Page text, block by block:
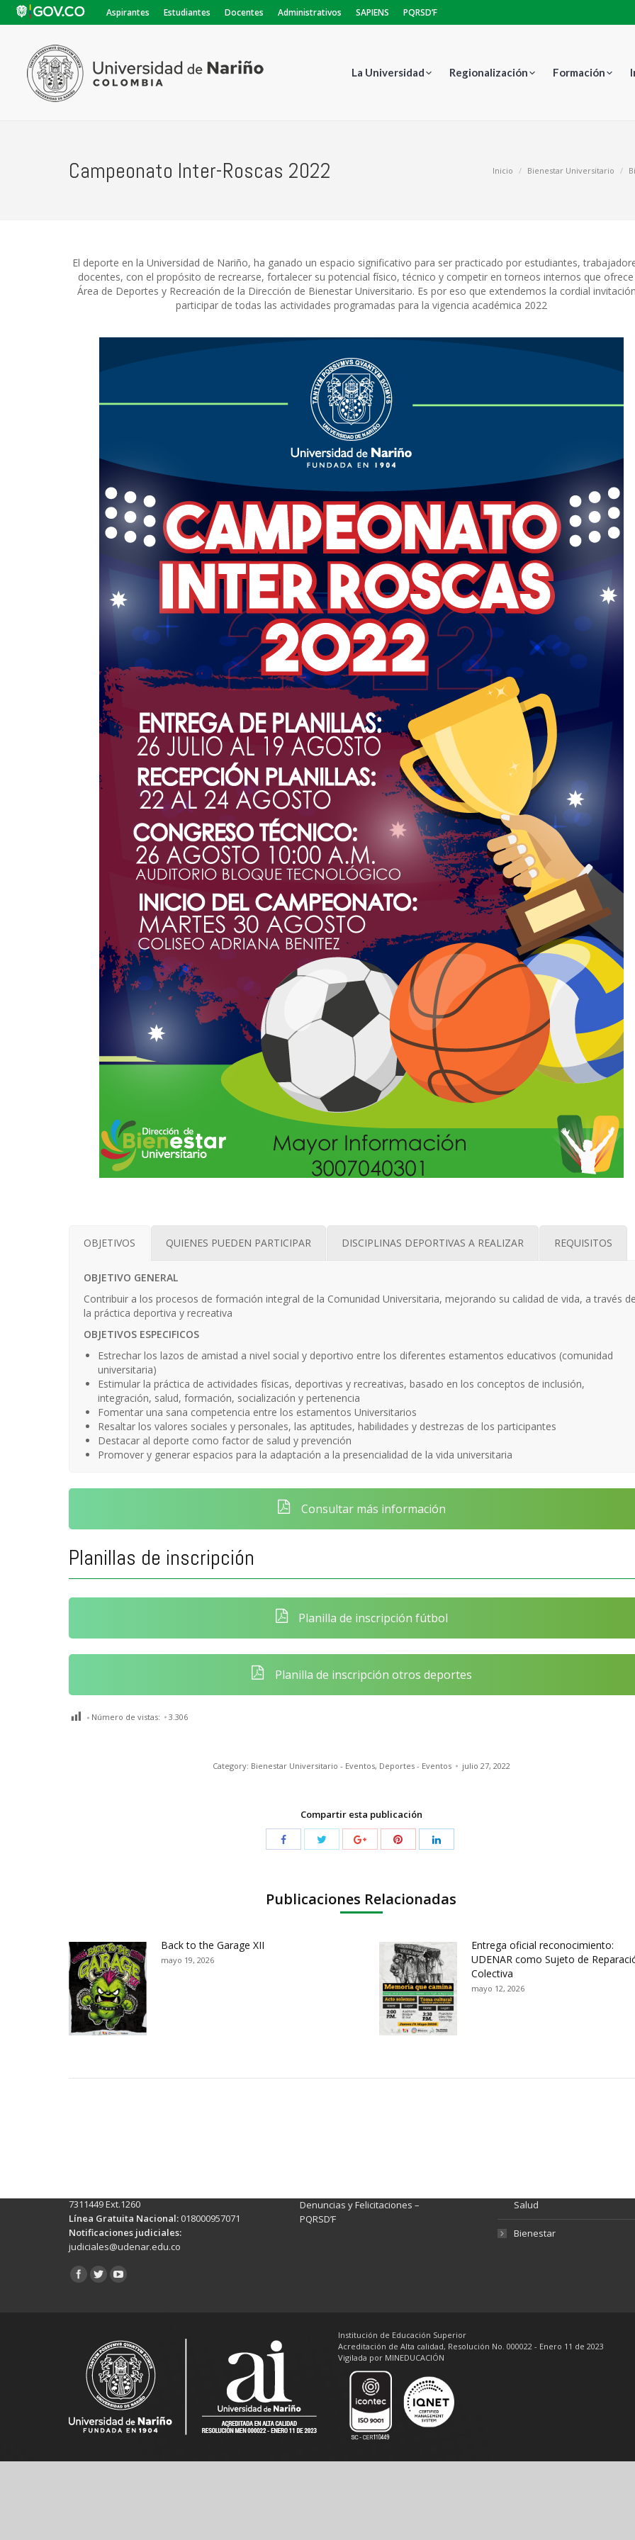
Aspirantes Estudiantes Docentes Administrativos SAPIENS PQRSD’F
La Universidad Regionalización Formación
Campeonato Inter-Roscas 2022 Inicio Bienestar Universitario
El deporte en la Universidad de Nariño, ha ganado un espacio significativo para ser practicado por estudiantes,
docentes, con el propósito de recrearse, fortalecer su potencial físico, técnico y competir en torneos internos que
Área de Deportes y Recreación de la Dirección de Bienestar Universitario. Es por eso que extendemos la cordial
participar de todas las actividades programadas para la vigencia académica 2022
OBJETIVOS QUIENES PUEDEN PARTICIPAR DISCIPLINAS DEPORTIVAS A REALIZAR REQUISITOS
OBJETIVO GENERAL
Contribuir a los procesos de formación integral de la Comunidad Universitaria, mejorando su calidad de vida, a través
la práctica deportiva y recreativa
OBJETIVOS ESPECIFICOS
Estrechar los lazos de amistad a nivel social y deportivo entre los diferentes estamentos educativos (comunidad
universitaria)
Estimular la práctica de actividades físicas, deportivas y recreativas, basado en los conceptos de inclusión,
integración, salud, formación, socialización y pertenencia
Fomentar una sana competencia entre los estamentos Universitarios
Resaltar los valores sociales y personales, las aptitudes, habilidades y destrezas de los participantes
Destacar al deporte como factor de salud y prevención
Promover y generar espacios para la adaptación a la presencialidad de la vida universitaria
Consultar más información
Planillas de inscripción
Planilla de inscripción fútbol
Planilla de inscripción otros deportes
Número de vistas: 3.306
Category: Bienestar Universitario - Eventos, Deportes - Eventos julio 27, 2022
Compartir esta publicación
Publicaciones Relacionadas
Back to the Garage XII
mayo 19, 2026
Entrega oficial reconocimiento:
UDENAR como Sujeto de
Colectiva
mayo 12, 2026
7311449 Ext.1260
Línea Gratuita Nacional: 018000957071
Notificaciones judiciales:
judiciales@udenar.edu.co
Encuéntranos en:
Denuncias y Felicitaciones –
PQRSD’F
Salud
Bienestar
Institución de Educación Superior
Acreditación de Alta calidad, Resolución No. 000022 - Enero 11 de 2023
Vigilada por MINEDUCACIÓN